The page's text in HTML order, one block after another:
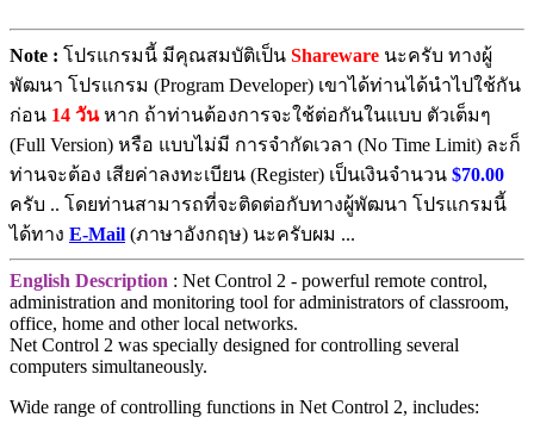
Note : โปรแกรมนี้ มีคุณสมบัติเป็น Shareware นะครับ ทางผู้
พัฒนา โปรแกรม (Program Developer) เขาได้ท่านได้นำไปใช้กัน
ก่อน 14 วันหาก ถ้าท่านต้องการจะใช้ต่อกันในแบบ ตัวเต็มๆ
(Full Version) หรือ แบบไม่มี การจำกัดเวลา (No Time Limit) ละก็
ท่านจะต้อง เสียค่าลงทะเบียน (Register) เป็นเงินจำนวน $70.00
ครับ .. โดยท่านสามารถที่จะติดต่อกับทางผู้พัฒนา โปรแกรมนี้
ได้ทาง E-Mail (ภาษาอังกฤษ) นะครับผม ...
English Description : Net Control 2 - powerful remote control,
administration and monitoring tool for administrators of classroom,
office, home and other local networks.
Net Control 2 was specially designed for controlling several
computers simultaneously.
Wide range of controlling functions in Net Control 2, includes: